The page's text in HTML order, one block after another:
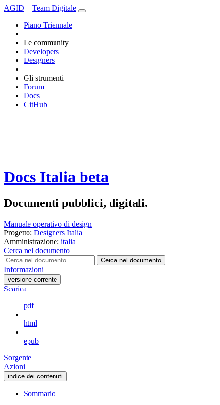
AGID + Team Digitale
Piano Triennale
Le community
Developers
Designers
Gli strumenti
Forum
Docs
GitHub
Docs Italia beta
Documenti pubblici, digitali.
Manuale operativo di design
Progetto: Designers Italia
Amministrazione: italia
Cerca nel documento
Cerca nel documento
Informazioni
versione-corrente
Scarica
pdf
html
epub
Sorgente
Azioni
indice dei contenuti
Sommario